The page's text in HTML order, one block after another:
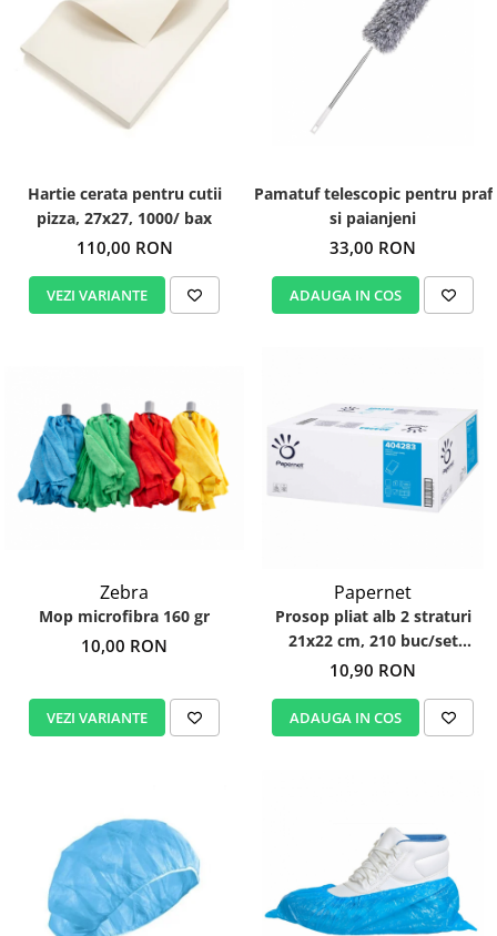
Hartie cerata pentru cutii
pizza, 27x27, 1000/ bax
110,00 RON
VEZI VARIANTE
Pamatuf telescopic pentru praf
si paianjeni
33,00 RON
ADAUGA IN COS
Zebra
Mop microfibra 160 gr
10,00 RON
VEZI VARIANTE
Papernet
Prosop pliat alb 2 straturi
21x22 cm, 210 buc/set
Papernet 404283
10,90 RON
ADAUGA IN COS